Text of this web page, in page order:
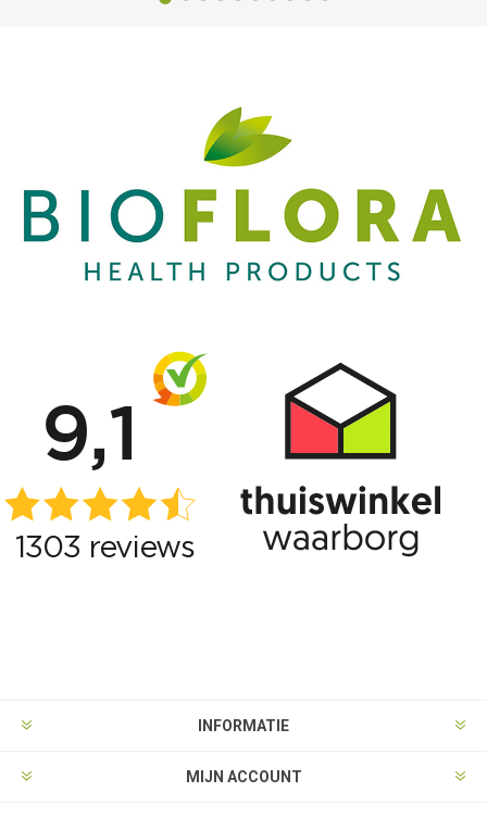
INFORMATIE
MIJN ACCOUNT